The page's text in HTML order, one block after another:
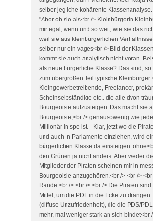
selber jegliche kohärente
"Aber ob sie als<br /> Kleinbürgerin
mir egal, wenn und so weit, wie sie das
weil sie aus kleinbürgerlichen
selber nur ein vages<br /> Bild der
kommt sie auch analytisch nicht voran.
als neue bürgerliche Klasse? Das sind, so
zum übergroßen Teil typische
Kleingewerbetreibende, Freelancer,
Scheinselbständige etc., die alle dvon
Bourgeoisie aufzusteigen. Das macht sie
Bourgeoisie,<br /> genausowenig wie
Millionär in spe ist. - Klar, jetzt wo die
und auch in Parlamente einziehen, wird
bürgerlichen Klasse da einsteigen,
den Grünen ja nicht anders. Aber weder
Mitglieder der Piraten scheinen mir in
Bourgeoisie anzugehören.<br /> <br />
Rande:<br /> <br /> <br /> Die Piraten
Mittel, um die PDL in die Ecke zu
(diffuse Unzufriedenheit), die die PDS/
mehr, mal weniger stark an sich bindet<br